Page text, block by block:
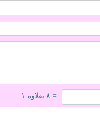
= ۸ بعلاوه ۱